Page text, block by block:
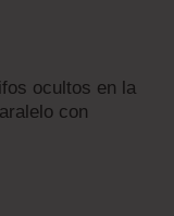
ocultos en la
con